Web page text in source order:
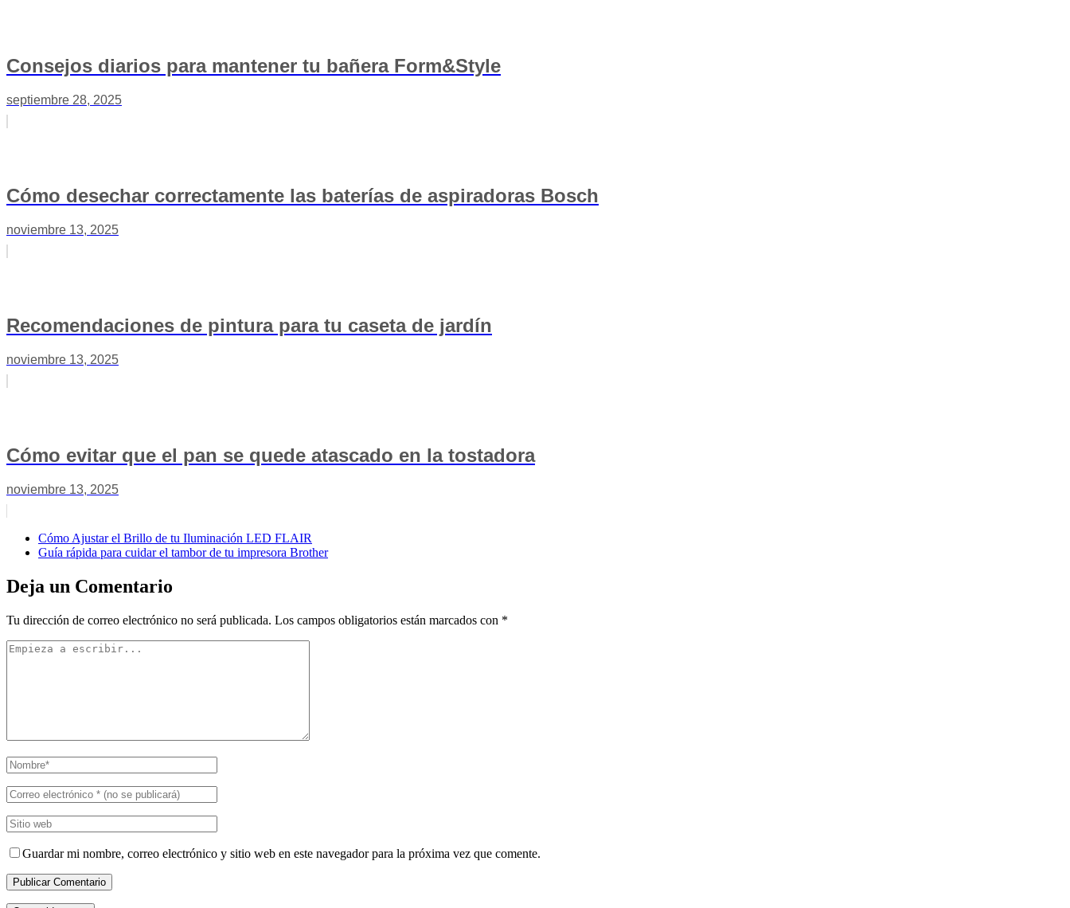
Consejos diarios para mantener tu bañera Form&Style
septiembre 28, 2025
Cómo desechar correctamente las baterías de aspiradoras Bosch
noviembre 13, 2025
Recomendaciones de pintura para tu caseta de jardín
noviembre 13, 2025
Cómo evitar que el pan se quede atascado en la tostadora
noviembre 13, 2025
Cómo Ajustar el Brillo de tu Iluminación LED FLAIR
Guía rápida para cuidar el tambor de tu impresora Brother
Deja un Comentario
Tu dirección de correo electrónico no será publicada. Los campos obligatorios están marcados con *
Guardar mi nombre, correo electrónico y sitio web en este navegador para la próxima vez que comente.